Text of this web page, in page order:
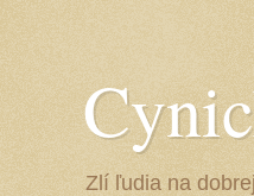
Zlí ľudia na